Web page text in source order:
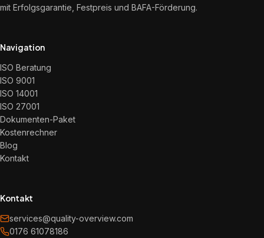
mit Erfolgsgarantie, Festpreis und BAFA-Förderung.
Navigation
ISO Beratung
ISO 9001
ISO 14001
ISO 27001
Dokumenten-Paket
Kostenrechner
Blog
Kontakt
Kontakt
services@quality-overview.com
0176 61078186